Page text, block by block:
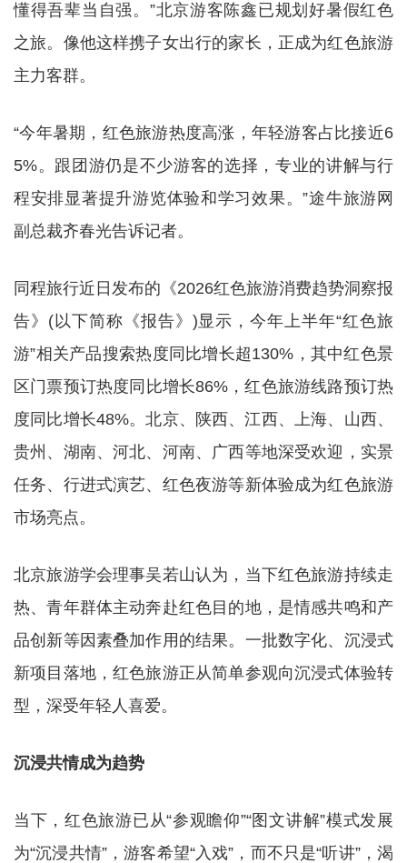
懂得吾辈当自强。”北京游客陈鑫已规划好暑假红色
之旅。像他这样携子女出行的家长，正成为红色旅游
主力客群。
“今年暑期，红色旅游热度高涨，年轻游客占比接近6
5%。跟团游仍是不少游客的选择，专业的讲解与行
程安排显著提升游览体验和学习效果。”途牛旅游网
副总裁齐春光告诉记者。
同程旅行近日发布的《2026红色旅游消费趋势洞察报
告》(以下简称《报告》)显示，今年上半年“红色旅
游”相关产品搜索热度同比增长超130%，其中红色景
区门票预订热度同比增长86%，红色旅游线路预订热
度同比增长48%。北京、陕西、江西、上海、山西、
贵州、湖南、河北、河南、广西等地深受欢迎，实景
任务、行进式演艺、红色夜游等新体验成为红色旅游
市场亮点。
北京旅游学会理事吴若山认为，当下红色旅游持续走
热、青年群体主动奔赴红色目的地，是情感共鸣和产
品创新等因素叠加作用的结果。一批数字化、沉浸式
新项目落地，红色旅游正从简单参观向沉浸式体验转
型，深受年轻人喜爱。
沉浸共情成为趋势
当下，红色旅游已从“参观瞻仰”“图文讲解”模式发展
为“沉浸共情”，游客希望“入戏”，而不只是“听讲”，渴